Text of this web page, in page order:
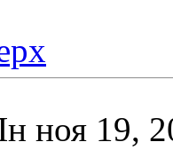
ноя 19,